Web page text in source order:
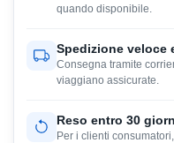
quando disponibile.
Spedizione veloce
Consegna tramite
viaggiano assicurate.
Reso entro 30
Per i clienti